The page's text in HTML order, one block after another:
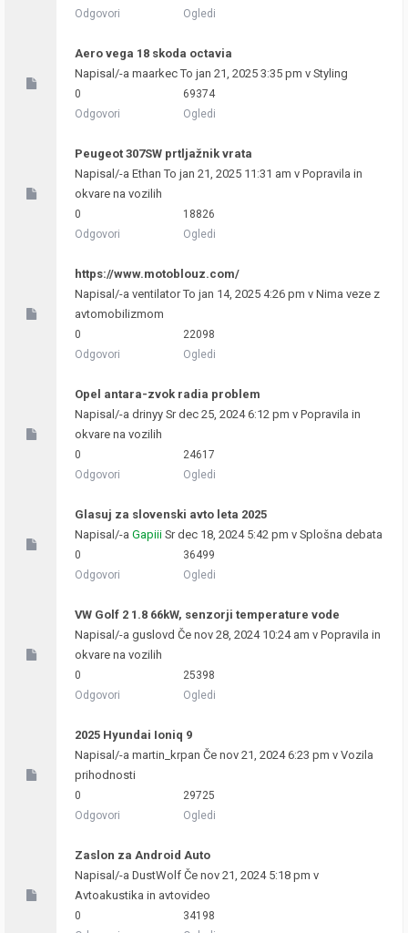
Odgovori
Ogledi
Aero vega 18 skoda octavia
Napisal/-a maarkecTo jan 21, 2025 3:35 pm v Styling
0
Odgovori
69374
Ogledi
Peugeot 307SW prtljažnik vrata
Napisal/-a Ethan To jan 21, 2025 11:31 am v Popravila in
okvare na vozilih
0
Odgovori
18826
Ogledi
https://www.motoblouz.com/
Napisal/-a ventilatorTo jan 14, 2025 4:26 pm v Nima veze z
avtomobilizmom
0
Odgovori
22098
Ogledi
Opel antara-zvok radia problem
Napisal/-a drinyy Sr dec 25, 2024 6:12 pm v Popravila in
okvare na vozilih
0
Odgovori
24617
Ogledi
Glasuj za slovenski avto leta 2025
Napisal/-a Gapiii Sr dec 18, 2024 5:42 pm v Splošna debata
0
Odgovori
36499
Ogledi
VW Golf 2 1.8 66kW, senzorji temperature vode
Napisal/-a guslovd Če nov 28, 2024 10:24 am v Popravila in
okvare na vozilih
0
Odgovori
25398
Ogledi
2025 Hyundai Ioniq 9
Napisal/-a martin_krpan Če nov 21, 2024 6:23 pm v Vozila
prihodnosti
0
Odgovori
29725
Ogledi
Zaslon za Android Auto
Napisal/-a DustWolf Če nov 21, 2024 5:18 pm v
Avtoakustika in avtovideo
0
34198